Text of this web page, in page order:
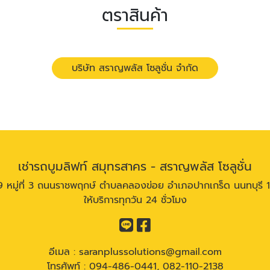
ตราสินค้า
บริษัท สราญพลัส โซลูชั่น จำกัด
เช่ารถบูมลิฟท์ สมุทรสาคร - สราญพลัส โซลูชั่น
หมู่ที่ 3 ถนนราชพฤกษ์ ตำบลคลองข่อย อำเภอปากเกร็ด นนทบุรี
ให้บริการทุกวัน 24 ชั่วโมง
อีเมล : saranplussolutions@gmail.com
โทรศัพท์ : 094-486-0441, 082-110-2138